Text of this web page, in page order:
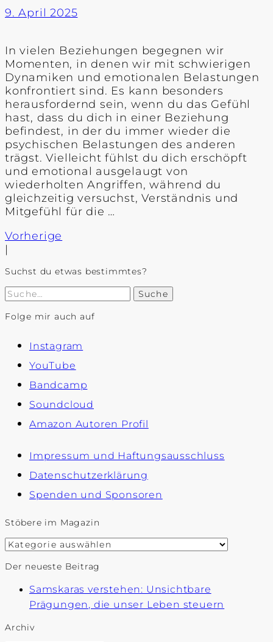
9. April 2025
In vielen Beziehungen begegnen wir
Momenten, in denen wir mit schwierigen
Dynamiken und emotionalen Belastungen
konfrontiert sind. Es kann besonders
herausfordernd sein, wenn du das Gefühl
hast, dass du dich in einer Beziehung
befindest, in der du immer wieder die
psychischen Belastungen des anderen
trägst. Vielleicht fühlst du dich erschöpft
und emotional ausgelaugt von
wiederholten Angriffen, während du
gleichzeitig versuchst, Verständnis und
Mitgefühl für die …
Vorherige
|
Suchst du etwas bestimmtes?
Suche
Folge mir auch auf
Instagram
YouTube
Bandcamp
Soundcloud
Amazon Autoren Profil
Impressum und Haftungsausschluss
Datenschutzerklärung
Spenden und Sponsoren
Stöbere im Magazin
Stöbere
Magazin
Der neueste Beitrag
Samskaras verstehen: Unsichtbare
Prägungen, die unser Leben steuern
Archiv